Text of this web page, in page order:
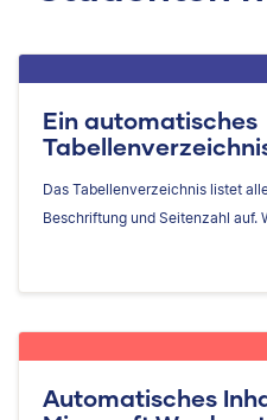
Ein automatisches
Das Tabellenverzeichnis listet
Beschriftung und Seitenzahl auf.
Automatisches